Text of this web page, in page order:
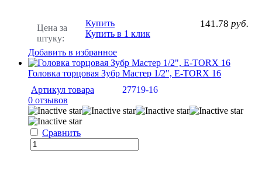
Цена за
штуку:
141.78 руб.
Купить
Купить в 1 клик
Добавить в избранное
Головка торцовая Зубр Мастер 1/2", E-TORX 16
Артикул товара
27719-16
0 отзывов
Сравнить